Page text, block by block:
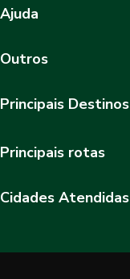
Ajuda
Outros
Principais Destinos
Principais rotas
Cidades Atendidas